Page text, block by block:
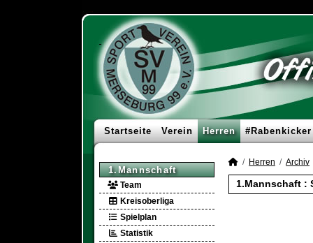
Startseite Verein Herren #Rabenkicker
1.Mannschaft
Team
Kreisoberliga
Spielplan
Statistik
Herren Archiv
1.Mannschaft :